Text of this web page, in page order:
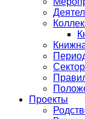
Проекты